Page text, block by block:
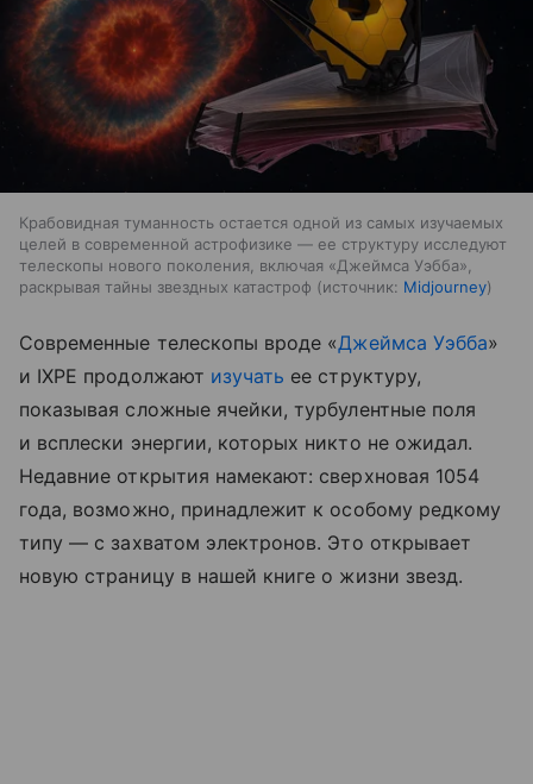
Крабовидная туманность остается одной из самых изучаемых
целей в современной астрофизике — ее структуру исследуют
телескопы нового поколения, включая «Джеймса Уэбба»,
раскрывая тайны звездных катастроф
источник: Midjourney
Современные телескопы вроде «Джеймса Уэбба»
и IXPE продолжают изучать ее структуру,
показывая сложные ячейки, турбулентные поля
и всплески энергии, которых никто не ожидал.
Недавние открытия намекают: сверхновая 1054
года, возможно, принадлежит к особому редкому
типу — с захватом электронов. Это открывает
новую страницу в нашей книге о жизни звезд.